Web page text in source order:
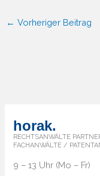
← Vorheriger Beitrag
horak.
RECHTSANWÄLTE
FACHANWÄLTE /
9 – 13 Uhr (Mo – Fr)